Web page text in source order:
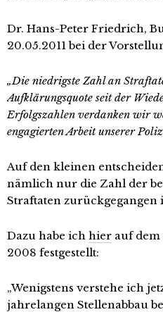
Dr. Hans-Peter Friedrich,
20.05.2011 bei der
„Die niedrigste Zahl an
Aufklärungsquote seit der
Erfolgszahlen verdanken wir
engagierten Arbeit unserer
Auf den kleinen
nämlich nur die Zahl der
Straftaten zurückgegangen
Dazu habe ich hier auf dem
2008 festgestellt:
„Wenigstens verstehe ich
jahrelangen Stellenabbau